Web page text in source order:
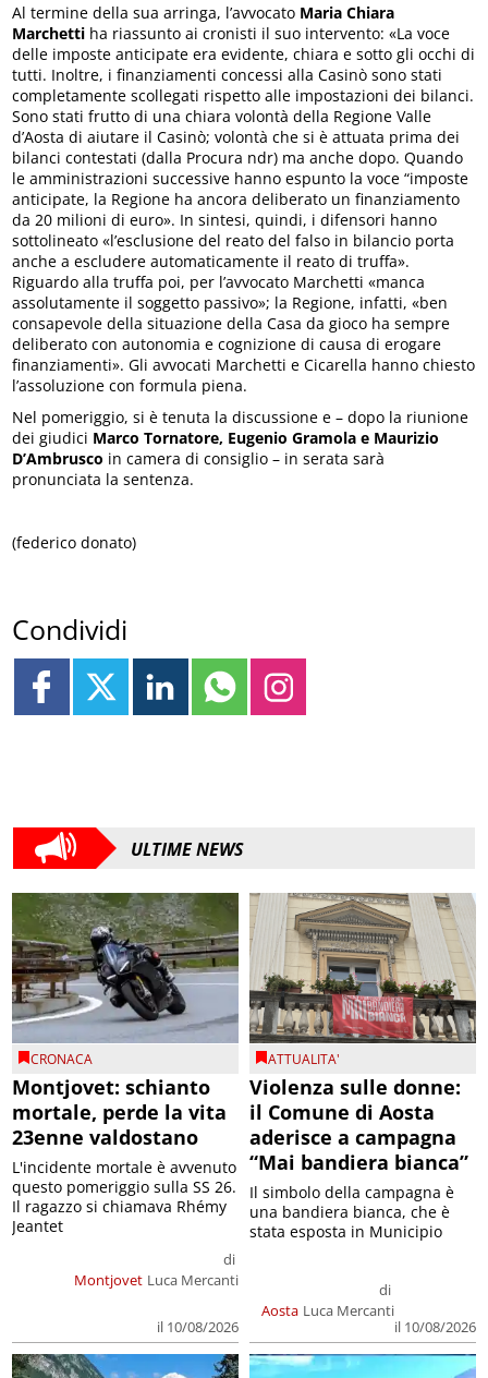
Al termine della sua arringa, l’avvocato Maria Chiara
Marchetti ha riassunto ai cronisti il suo intervento: «La voce
delle imposte anticipate era evidente, chiara e sotto gli occhi di
tutti. Inoltre, i finanziamenti concessi alla Casinò sono stati
completamente scollegati rispetto alle impostazioni dei bilanci.
Sono stati frutto di una chiara volontà della Regione Valle
d’Aosta di aiutare il Casinò; volontà che si è attuata prima dei
bilanci contestati (dalla Procura ndr) ma anche dopo. Quando
le amministrazioni successive hanno espunto la voce “imposte
anticipate, la Regione ha ancora deliberato un finanziamento
da 20 milioni di euro». In sintesi, quindi, i difensori hanno
sottolineato «l’esclusione del reato del falso in bilancio porta
anche a escludere automaticamente il reato di truffa».
Riguardo alla truffa poi, per l’avvocato Marchetti «manca
assolutamente il soggetto passivo»; la Regione, infatti, «ben
consapevole della situazione della Casa da gioco ha sempre
deliberato con autonomia e cognizione di causa di erogare
finanziamenti». Gli avvocati Marchetti e Cicarella hanno chiesto
l’assoluzione con formula piena.
Nel pomeriggio, si è tenuta la discussione e – dopo la riunione
dei giudici Marco Tornatore, Eugenio Gramola e Maurizio
D’Ambrusco in camera di consiglio – in serata sarà
pronunciata la sentenza.
(federico donato)
Condividi
ULTIME NEWS
CRONACA
Montjovet: schianto
mortale, perde la vita
23enne valdostano
Montjovet
di
Luca Mercanti
il 10/08/2026
L'incidente mortale è avvenuto
questo pomeriggio sulla SS 26.
Il ragazzo si chiamava Rhémy
Jeantet
ATTUALITA'
Violenza sulle donne:
il Comune di Aosta
aderisce a campagna
“Mai bandiera bianca”
Aosta
di
Luca Mercanti
il 10/08/2026
Il simbolo della campagna è
una bandiera bianca, che è
stata esposta in Municipio